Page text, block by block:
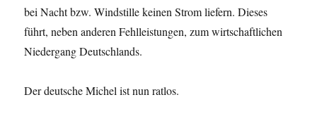
bei Nacht bzw. Windstille keinen Strom liefern. Dieses
führt, neben anderen Fehlleistungen, zum wirtschaftlichen
Niedergang Deutschlands.
Der deutsche Michel ist nun ratlos.